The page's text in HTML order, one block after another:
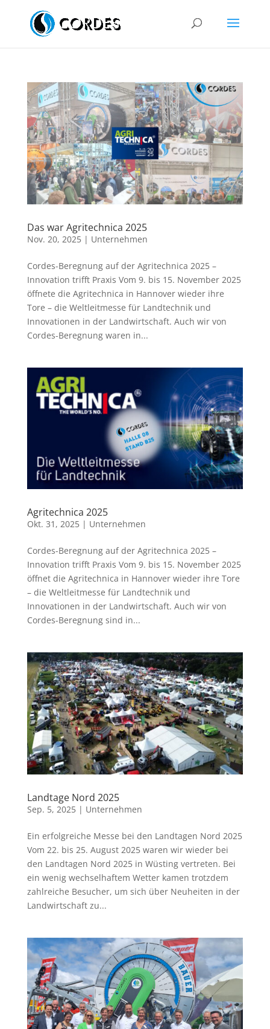
Das war Agritechnica 2025
Nov. 20, 2025| Unternehmen
Cordes-Beregnung auf der Agritechnica 2025 –
Innovation trifft Praxis Vom 9. bis 15. November 2025
öffnete die Agritechnica in Hannover wieder ihre
Tore – die Weltleitmesse für Landtechnik und
Innovationen in der Landwirtschaft. Auch wir von
Cordes-Beregnung waren in...
Agritechnica 2025
Okt. 31, 2025| Unternehmen
Cordes-Beregnung auf der Agritechnica 2025 –
Innovation trifft Praxis Vom 9. bis 15. November 2025
öffnet die Agritechnica in Hannover wieder ihre Tore
– die Weltleitmesse für Landtechnik und
Innovationen in der Landwirtschaft. Auch wir von
Cordes-Beregnung sind in...
Landtage Nord 2025
Sep. 5, 2025| Unternehmen
Ein erfolgreiche Messe bei den Landtagen Nord 2025
Vom 22. bis 25. August 2025 waren wir wieder bei
den Landtagen Nord 2025 in Wüsting vertreten. Bei
ein wenig wechselhaftem Wetter kamen trotzdem
zahlreiche Besucher, um sich über Neuheiten in der
Landwirtschaft zu...